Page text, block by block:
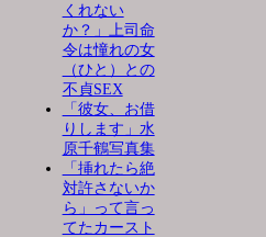
くれない
か？」上司命
令は憧れの女
（ひと）との
不貞SEX
「彼女、お借
りします」水
原千鶴写真集
「挿れたら絶
対許さないか
ら」って言っ
てたカースト